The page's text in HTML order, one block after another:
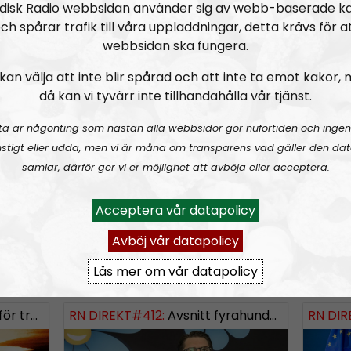
n
o
w
k
e
y
s
t
o
n
med Fredrik Hagberg
SWISH: 0738958452
RN DIREKT#415: Sommarlov och prepping
Radio Nordfront Avsnitt 2026-06-29
RN
RN DIREKT#412: Avsnitt fyrahundratolv SWISH: 0700738064 RN
Radio webbsidan använder sig av webb-baserade
spårar trafik till våra uppladdningar, detta krävs för
webbsidan ska fungera.
välja att inte blir spårad och att inte ta emot kakor,
då kan vi tyvärr inte tillhandahålla vår tjänst.
är någonting som nästan alla webbsidor gör nuförtiden och
eller udda, men vi är måna om transparens vad gäller den
samlar, därför ger vi er möjlighet att avböja eller acceptera.
Acceptera vår datapolicy
Avböj vår datapolicy
Läs mer om vår datapolicy